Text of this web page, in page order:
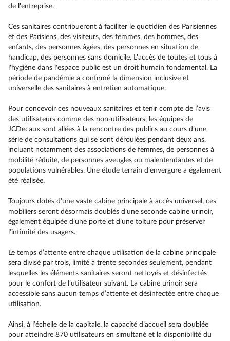
de l'entreprise.
Ces sanitaires contribueront à faciliter le quotidien des Parisiennes
et des Parisiens, des visiteurs, des femmes, des hommes, des
enfants, des personnes âgées, des personnes en situation de
handicap, des personnes sans domicile. L'accès de toutes et tous à
l'hygiène dans l'espace public est un droit humain fondamental. La
période de pandémie a confirmé la dimension inclusive et
universelle des sanitaires à entretien automatique.
Pour concevoir ces nouveaux sanitaires et tenir compte de l’avis
des utilisateurs comme des non-utilisateurs, les équipes de
JCDecaux sont allées à la rencontre des publics au cours d’une
série de consultations qui se sont déroulées pendant deux ans,
incluant notamment des associations de femmes, de personnes à
mobilité réduite, de personnes aveugles ou malentendantes et de
populations vulnérables. Une étude terrain d’envergure a également
été réalisée.
Toujours dotés d’une vaste cabine principale à accès universel, ces
mobiliers seront désormais doublés d’une seconde cabine urinoir,
également équipée d’une porte et d’une toiture pour préserver
l’intimité des usagers.
Le temps d’attente entre chaque utilisation de la cabine principale
sera divisé par trois, limité à trente secondes seulement, pendant
lesquelles les éléments sanitaires seront nettoyés et désinfectés
pour le confort de l’utilisateur suivant. La cabine urinoir sera
accessible sans aucun temps d’attente et désinfectée entre chaque
utilisation.
Ainsi, à l’échelle de la capitale, la capacité d’accueil sera doublée
pour atteindre 870 utilisateurs en simultané et la disponibilité du